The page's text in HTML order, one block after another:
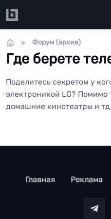
Форум (архив)
Где берете
Поделитесь секретом у
электроникой LG? Помимо
домашние кинотеатры и тд.
footer
Главная Реклама